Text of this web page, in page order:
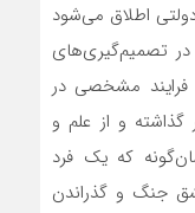
اطلاق می‌شود
تصمیم‌گیری‌های
مشخصی در
و از علم و
که یک فرد
جنگ و گذراندن